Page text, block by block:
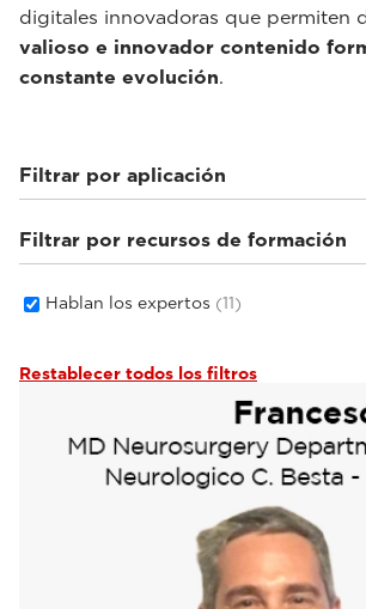
digitales innovadoras que permiten
valioso e innovador contenido
constante evolución.
Filtrar por aplicación
Estudios de imagen en general(8)
Cardiovascular(1)
Filtrar por recursos de formación
Hablan los expertos (11)
Restablecer todos los filtros